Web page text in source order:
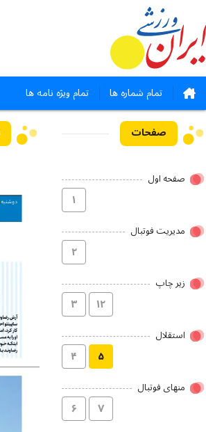
تمام شماره ها تمام ویژه نامه ها
صفحات
صفحه اول
۱
مدیریت فوتبال
۲
زیر چاپ
۳ ۱۲
استقلال
۴ ۵
منهای فوتبال
۶ ۷